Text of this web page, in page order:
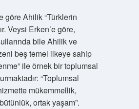
göre Ahilik “Türklerin
Veysi Erken’e göre,
bile Ahilik ve
beş temel ilkeye sahip
ile örnek bir toplumsal
“Toplumsal
mükemmellik,
ortak yaşam”.